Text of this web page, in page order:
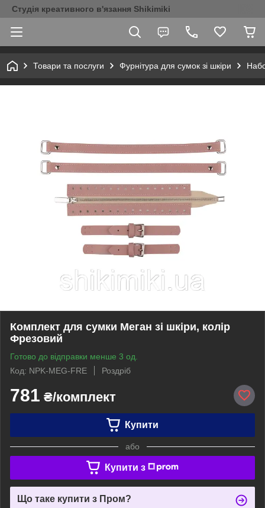
Студія креативного в'язання Shikimiki
Товари та послуги Фурнітура для сумок зі шкіри
Комплект для сумки Меган зі шкіри, колір
Фрезовий
Готово до відправки менше 3 од.
Код: NPK-MEG-FRE
Роздріб
781 ₴/комплект
Купити
або
Купити з
Що таке купити з Пром?